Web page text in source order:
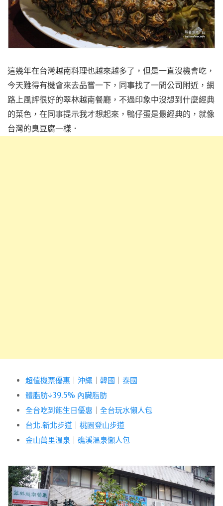
這幾年在台灣越南料理也越來越多了，但是一直沒機會吃，
今天難得有機會來去品嘗一下，同事找了一間公司附近，網
路上風評很好的翠林越南餐廳，不過印象中沒想到什麼經典
的菜色，在同事提示我才想起來，鴨仔蛋是最經典的，就像
台灣的臭豆腐一樣．
超值機票優惠 沖繩 韓國
泰國
體脂肪↓39.5% 內臟脂肪
全台吃到飽生日優惠
全台玩水懶人包
台北.新北步道
桃園登山步道
金山萬里溫泉
礁溪溫泉懶人包